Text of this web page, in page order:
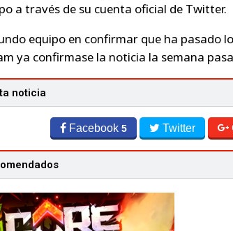
a través de su cuenta oficial de Twitter.
equipo en confirmar que ha pasado
ya confirmase la noticia la semana
noticia
Facebook 5 Twitter